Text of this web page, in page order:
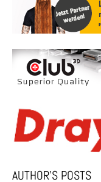
AUTHOR’S POSTS